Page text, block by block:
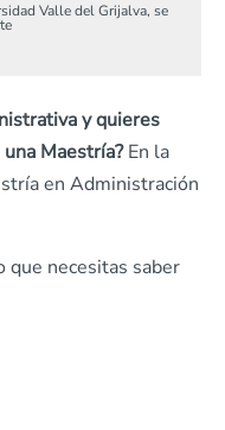
Valle del Grijalva, se
y quieres
Maestría?En la
en Administración
que necesitas saber